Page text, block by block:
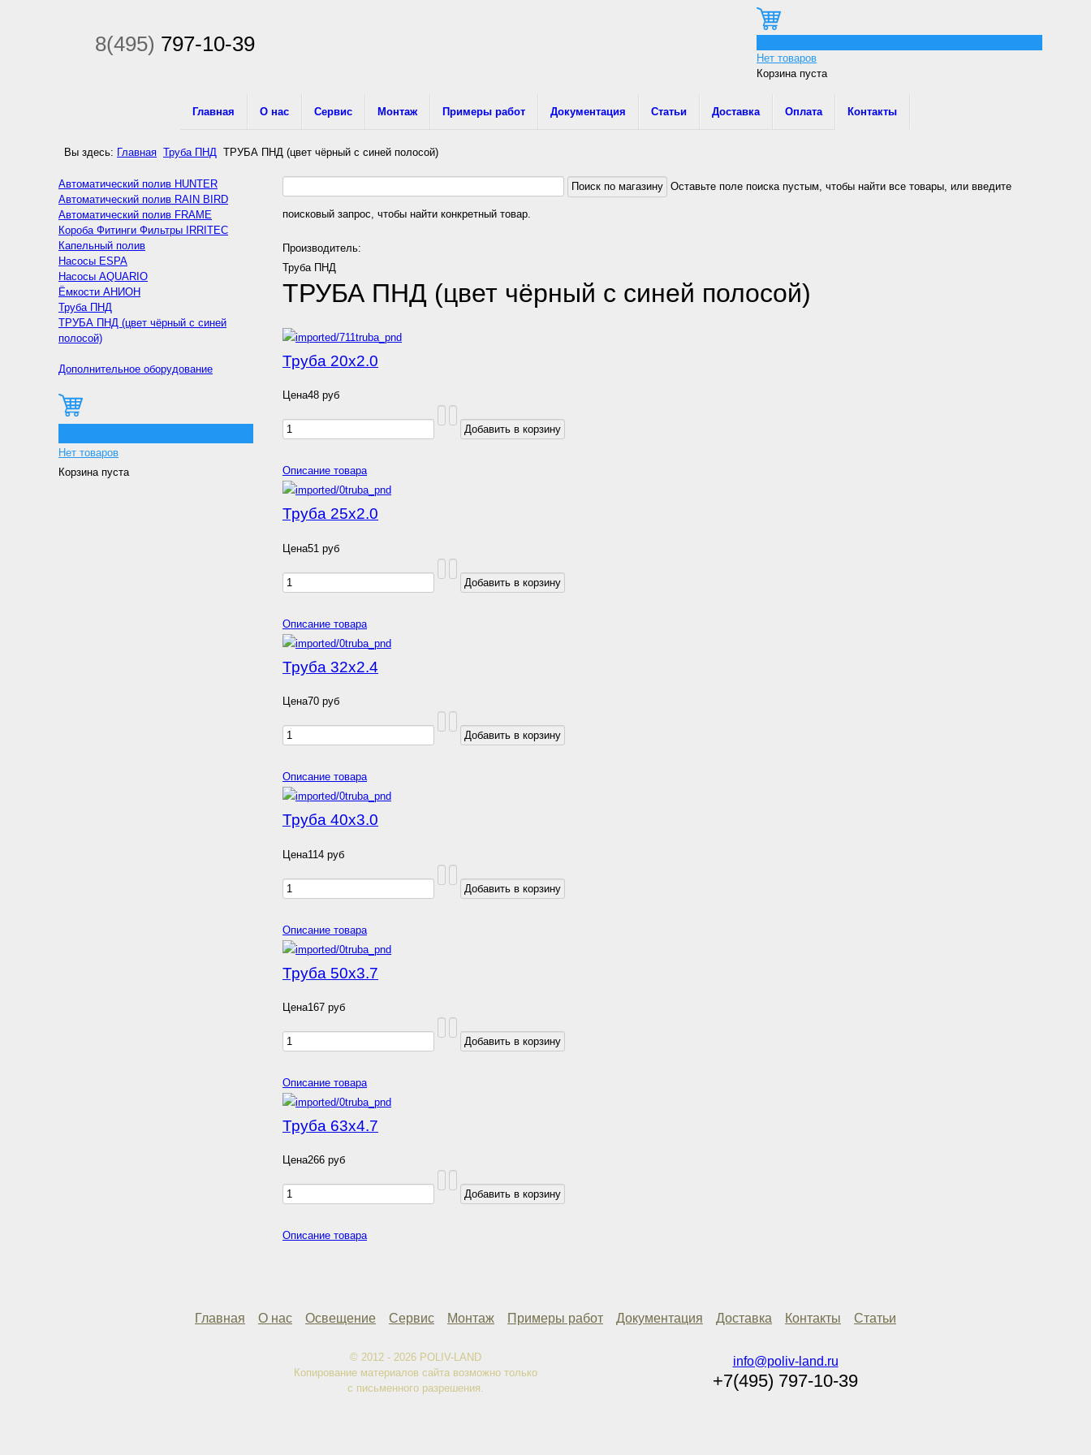
8(495) 797-10-39
Нет товаров
Корзина пуста
Главная О нас Сервис Монтаж Примеры работ Документация Статьи Доставка Оплата Контакты
Вы здесь: Главная Труба ПНД ТРУБА ПНД (цвет чёрный с синей полосой)
Автоматический полив HUNTER
Автоматический полив RAIN BIRD
Автоматический полив FRAME
Короба Фитинги Фильтры IRRITEC
Капельный полив
Насосы ESPA
Насосы AQUARIO
Ёмкости АНИОН
Труба ПНД
ТРУБА ПНД (цвет чёрный с синей
полосой)
Дополнительное оборудование
Нет товаров
Корзина пуста
Оставьте поле поиска пустым, чтобы найти все товары, или введите
поисковый запрос, чтобы найти конкретный товар.
Производитель:
Труба ПНД
ТРУБА ПНД (цвет чёрный с синей полосой)
Труба 20х2.0
Цена48 руб
Описание товара
Труба 25х2.0
Цена51 руб
Описание товара
Труба 32х2.4
Цена70 руб
Описание товара
Труба 40х3.0
Цена114 руб
Описание товара
Труба 50х3.7
Цена167 руб
Описание товара
Труба 63х4.7
Цена266 руб
Описание товара
Главная О нас Освещение Сервис Монтаж Примеры работ Документация Доставка Контакты Статьи
© 2012 - 2026 POLIV-LAND
Копирование материалов сайта возможно только
с письменного разрешения.
info@poliv-land.ru
+7(495) 797-10-39